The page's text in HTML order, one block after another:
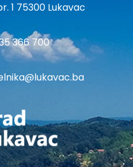
1 75300 Lukavac
366 700